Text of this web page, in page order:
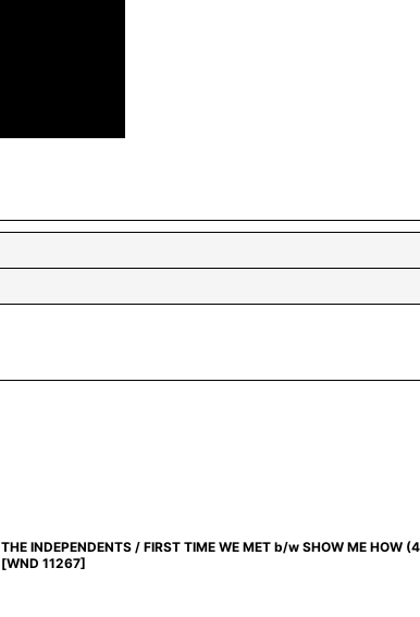
THE INDEPENDENTS / FIRST TIME WE MET b/w SHOW ME HOW
[WND 11267]